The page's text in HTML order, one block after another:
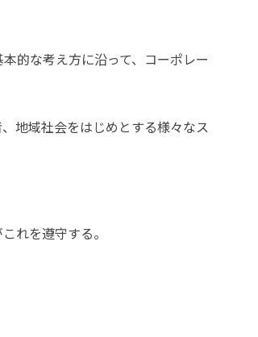
的な考え方に沿って、コーポレー
地域社会をはじめとする様々なス
れを遵守する。